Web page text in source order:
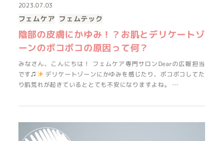
2023.07.03
フェムケア フェムテック
陰部の皮膚にかゆみ！？お肌とデリケートゾ
ーンのボコボコの原因って何？
みなさん、こんにちは！ フェムケア専門サロンDearの広報担当
です♫
デリケートゾーンにかゆみを感じたり、ボコボコしてた
り肌荒れが起きているととても不安になりますよね。 …